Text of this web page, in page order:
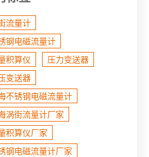
流量计
钢电磁流量计
积算仪
压力变送器
变送器
不锈钢电磁流量计
涡街流量计厂家
积算仪厂家
钢电磁流量计厂家